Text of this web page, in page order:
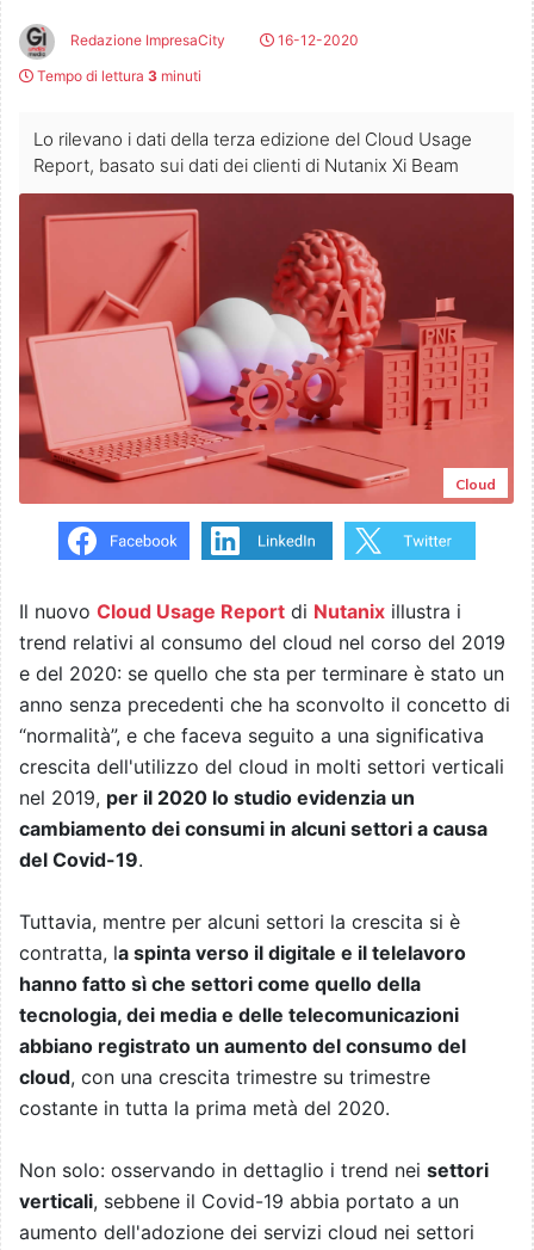
Redazione ImpresaCity
16-12-2020
Tempo di lettura 3 minuti
Lo rilevano i dati della terza edizione del Cloud Usage
Report, basato sui dati dei clienti di Nutanix Xi Beam
Cloud
Il nuovo Cloud Usage Report di Nutanix illustra i
trend relativi al consumo del cloud nel corso del 2019
e del 2020: se quello che sta per terminare è stato un
anno senza precedenti che ha sconvolto il concetto di
“normalità”, e che faceva seguito a una significativa
crescita dell'utilizzo del cloud in molti settori verticali
nel 2019, per il 2020 lo studio evidenzia un
cambiamento dei consumi in alcuni settori a causa
del Covid-19.
Tuttavia, mentre per alcuni settori la crescita si è
contratta, la spinta verso il digitale e il telelavoro
hanno fatto sì che settori come quello della
tecnologia, dei media e delle telecomunicazioni
abbiano registrato un aumento del consumo del
cloud, con una crescita trimestre su trimestre
costante in tutta la prima metà del 2020.
Non solo: osservando in dettaglio i trend nei settori
verticali, sebbene il Covid-19 abbia portato a un
aumento dell'adozione dei servizi cloud nei settori